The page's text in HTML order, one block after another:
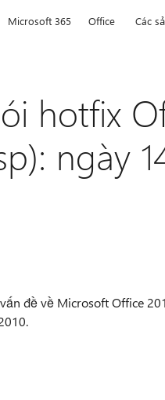
Microsoft 365 Office Các
hotfix
ngày
đề về Microsoft Office